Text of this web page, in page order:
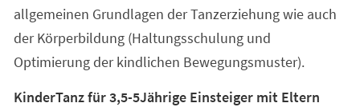
allgemeinen Grundlagen der Tanzerziehung wie auch
der Körperbildung (Haltungsschulung und
Optimierung der kindlichen Bewegungsmuster).
KinderTanz für 3,5-5Jährige Einsteiger mit Eltern